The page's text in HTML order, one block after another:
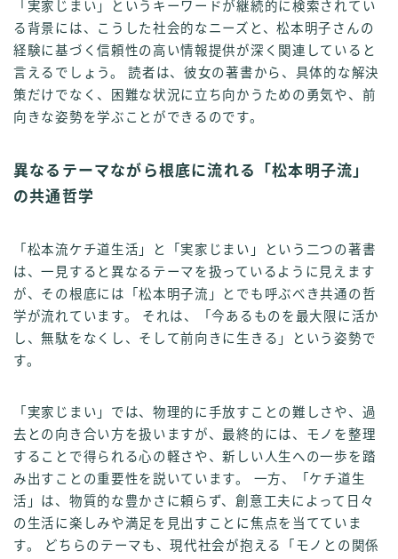
「実家じまい」というキーワードが継続的に検索されてい
る背景には、こうした社会的なニーズと、松本明子さんの
経験に基づく信頼性の高い情報提供が深く関連していると
言えるでしょう。 読者は、彼女の著書から、具体的な解決
策だけでなく、困難な状況に立ち向かうための勇気や、前
向きな姿勢を学ぶことができるのです。
異なるテーマながら根底に流れる「松本明子流」
の共通哲学
「松本流ケチ道生活」と「実家じまい」という二つの著書
は、一見すると異なるテーマを扱っているように見えます
が、その根底には「松本明子流」とでも呼ぶべき共通の哲
学が流れています。 それは、「今あるものを最大限に活か
し、無駄をなくし、そして前向きに生きる」という姿勢で
す。
「実家じまい」では、物理的に手放すことの難しさや、過
去との向き合い方を扱いますが、最終的には、モノを整理
することで得られる心の軽さや、新しい人生への一歩を踏
み出すことの重要性を説いています。 一方、「ケチ道生
活」は、物質的な豊かさに頼らず、創意工夫によって日々
の生活に楽しみや満足を見出すことに焦点を当てていま
す。 どちらのテーマも、現代社会が抱える「モノとの関係